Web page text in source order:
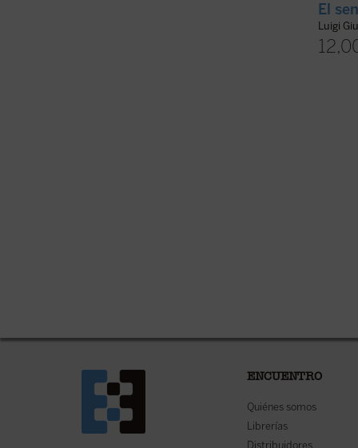
El
Luigi
ENCUENTRO
Quiénes somos
Librerías
Distribuidores